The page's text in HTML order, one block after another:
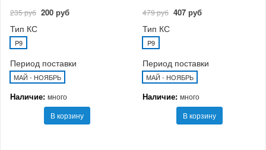
235 руб 200 руб
Тип КС
P9
Период поставки
МАЙ - НОЯБРЬ
Наличие: много
В корзину
479 руб 407 руб
Тип КС
P9
Период поставки
МАЙ - НОЯБРЬ
Наличие: много
В корзину